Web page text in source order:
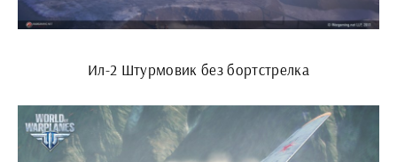
Ил-2 Штурмовик без бортстрелка